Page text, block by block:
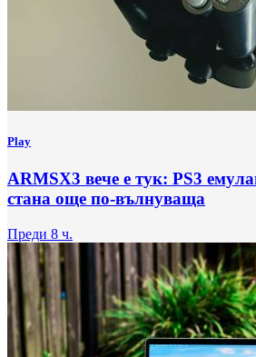
Play
ARMSX3 вече е тук: PS3
стана още по-вълнуваща
Преди 8 ч.